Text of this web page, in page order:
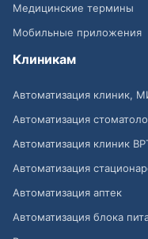
Медицинские термины
Мобильные приложения
Клиникам
Автоматизация клиник,
Автоматизация
Автоматизация клиник
Автоматизация
Автоматизация аптек
Автоматизация блока